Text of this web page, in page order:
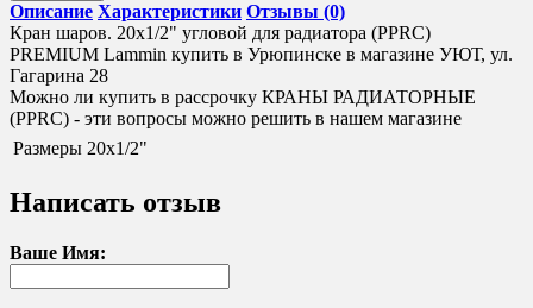
Описание Характеристики Отзывы (0)
Кран шаров. 20x1/2" угловой для радиатора (PPRC)
PREMIUM Lammin купить в Урюпинске в магазине УЮТ, ул.
Гагарина 28
Можно ли купить в рассрочку КРАНЫ РАДИАТОРНЫЕ
(PPRC) - эти вопросы можно решить в нашем магазине
Размеры 20x1/2"
Написать отзыв
Ваше Имя: